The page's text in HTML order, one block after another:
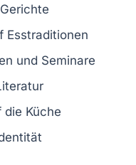
Gerichte
Esstraditionen
und Seminare
die Küche